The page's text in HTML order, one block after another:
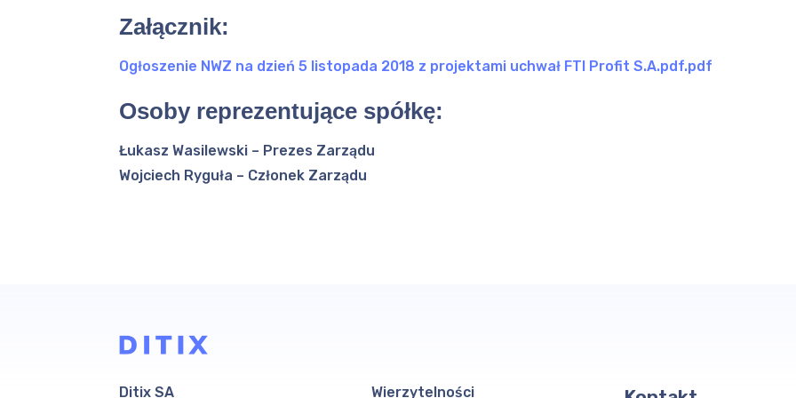
Załącznik:
Ogłoszenie NWZ na dzień 5 listopada 2018 z projektami uchwał FTI Profit S.A.pdf.pdf
Osoby reprezentujące spółkę:
Łukasz Wasilewski – Prezes Zarządu
Wojciech Ryguła – Członek Zarządu
Ditix SA Wierzytelności